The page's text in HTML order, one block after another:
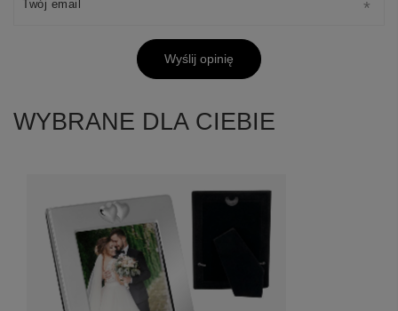
Twój email
Wyślij opinię
WYBRANE DLA CIEBIE